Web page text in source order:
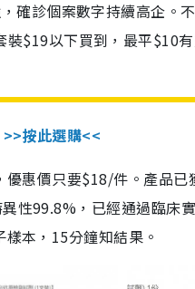
確診個案數字持續高企。
$19以下買到，最平$10
>>按此選購<<
惠價只要$18/件。產品
性99.8%，已經通過臨床
本，15分鐘知結果。